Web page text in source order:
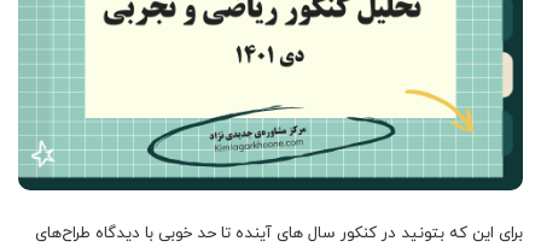
برای این که بتونید در کنکور سال های آینده تا حد خوبی با دیدگاه طراح‌های